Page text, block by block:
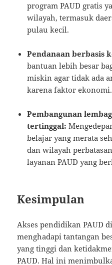
program PAUD gratis
wilayah, termasuk
pulau kecil.
Pendanaan berbasis
bantuan lebih besar
miskin agar tidak ada
karena faktor ekonomi.
Pembangunan
tertinggal:
belajar yang merata
dan wilayah
layanan PAUD yang
Kesimpulan
Akses pendidikan PAUD
menghadapi tantangan
yang tinggi dan
PAUD. Hal ini